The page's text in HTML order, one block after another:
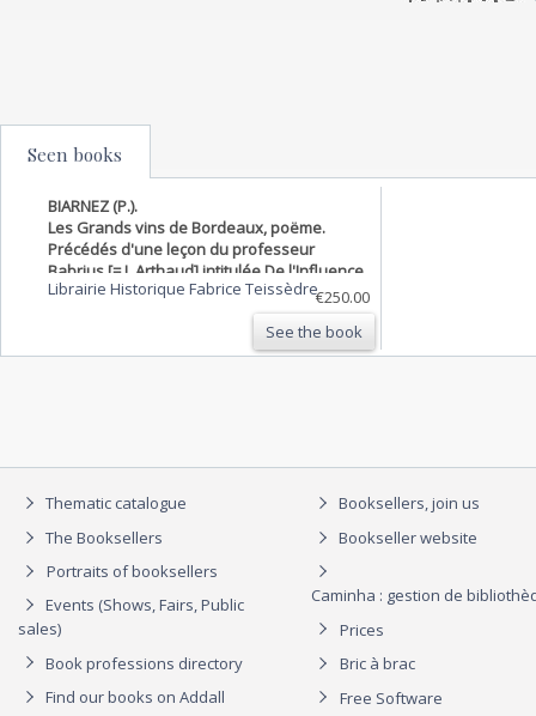
Seen books
BIARNEZ (P.).
Les Grands vins de Bordeaux, poëme.
Précédés d'une leçon du professeur
Babrius [= J. Arthaud] intitulée De l'Influence
du vin sur la civilisation
Librairie Historique Fabrice Teissèdre€250.00
See the book
Thematic catalogue
The Booksellers
Portraits of booksellers
Events (Shows, Fairs, Public
sales)
Book professions directory
Find our books on Addall
Booksellers, join us
Bookseller website
Caminha : gestion de
Prices
Bric à brac
Free Software